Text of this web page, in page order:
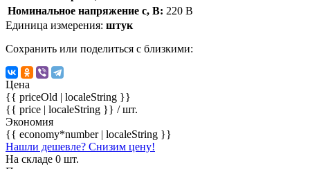
Номинальное напряжение с, В: 220 В
Единица измерения: штук
Сохранить или поделиться с близкими:
Цена
{{ priceOld | localeString }}
{{ price | localeString }} / шт.
Экономия
{{ economy*number | localeString }}
Нашли дешевле? Снизим цену!
На складе 0 шт.